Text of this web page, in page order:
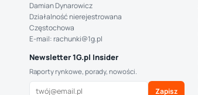
Damian Dynarowicz
Działalność nierejestrowana
Częstochowa
E-mail: rachunki@1g.pl
Newsletter 1G.pl Insider
Raporty rynkowe, porady, nowości.
Zapisz